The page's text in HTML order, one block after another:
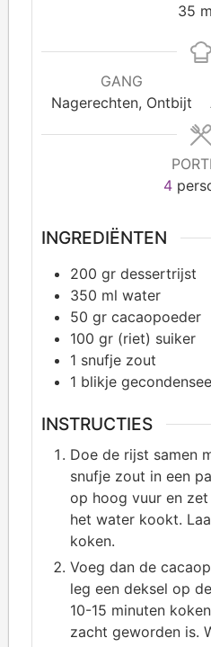
35
GANG
Nagerechten, Ontbijt
4
INGREDIËNTEN
200 gr dessertrijst
350 ml water
50 gr cacaopoeder
100 gr (riet) suiker
1 snufje zout
1 blikje
INSTRUCTIES
Doe de rijst samen
snufje zout in een
op hoog vuur en
het water kookt.
koken.
Voeg dan de
leg een deksel op
10-15 minuten
zacht geworden is.